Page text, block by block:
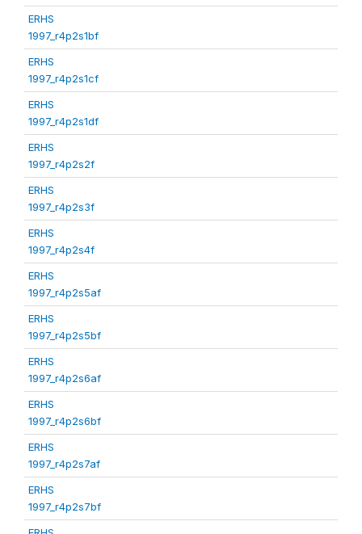
ERHS
1997_r4p2s1bf
ERHS
1997_r4p2s1cf
ERHS
1997_r4p2s1df
ERHS
1997_r4p2s2f
ERHS
1997_r4p2s3f
ERHS
1997_r4p2s4f
ERHS
1997_r4p2s5af
ERHS
1997_r4p2s5bf
ERHS
1997_r4p2s6af
ERHS
1997_r4p2s6bf
ERHS
1997_r4p2s7af
ERHS
1997_r4p2s7bf